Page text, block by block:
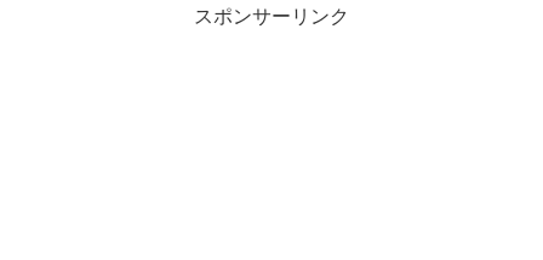
スポンサーリンク